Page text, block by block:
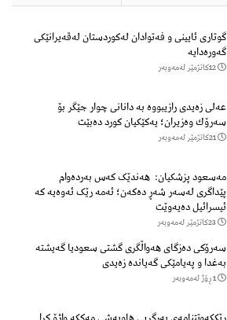
گوتاری ئایینی و فەتوادان لەکوردستان لەقەیرانێکی
گەورەدایە
12كاتژمێر لەمەوبەر
عەلی زەیدی رازیبووە بە دانانی چوار جێگر بۆ
سەرۆك وەزیران؛ یەكێكیان كورد دەبێت
21كاتژمێر لەمەوبەر
مەسعود پزشكیان: هەندێک کەس بەردەوام
پێداگری لەسەر شەڕ دەكەن؛ ئەمە رێک ئەوەیە کە
ئیسرائیل دەیەوێت
23كاتژمێر لەمەوبەر
سەرۆكی دەزگای هەواڵگری گشتی سعودیا گەیشتە
بەغدا و پەیامێكی گەیاندە زەیدی
1 ڕۆژ لەمەوبەر